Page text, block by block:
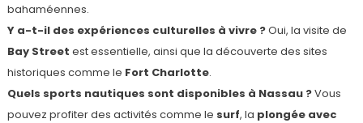
bahaméennes.
Y a-t-il des expériences culturelles à vivre ?Oui, la visite de
Bay Street est essentielle, ainsi que la découverte des sites
historiques comme le Fort Charlotte.
Quels sports nautiques sont disponibles à Nassau ?Vous
pouvez profiter des activités comme le surf, la plongée avec